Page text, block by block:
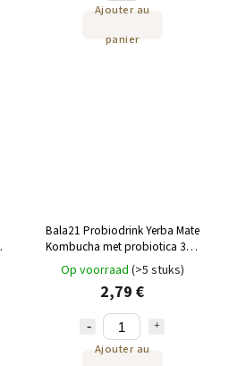
Ajouter au
panier
Bala21 Probiodrink Yerba Mate
Kombucha met probiotica 330
ml
Op voorraad (>5 stuks)
2,79 €
Ajouter au